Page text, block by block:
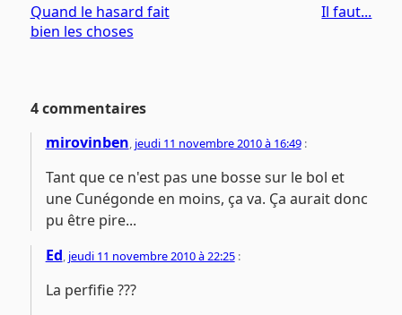
Quand le hasard fait
bien les choses
Il faut...
4 commentaires
mirovinben, jeudi 11 novembre 2010 à 16:49:
Tant que ce n'est pas une bosse sur le bol et
une Cunégonde en moins, ça va. Ça aurait donc
pu être pire...
Ed, jeudi 11 novembre 2010 à 22:25:
La perfifie ???